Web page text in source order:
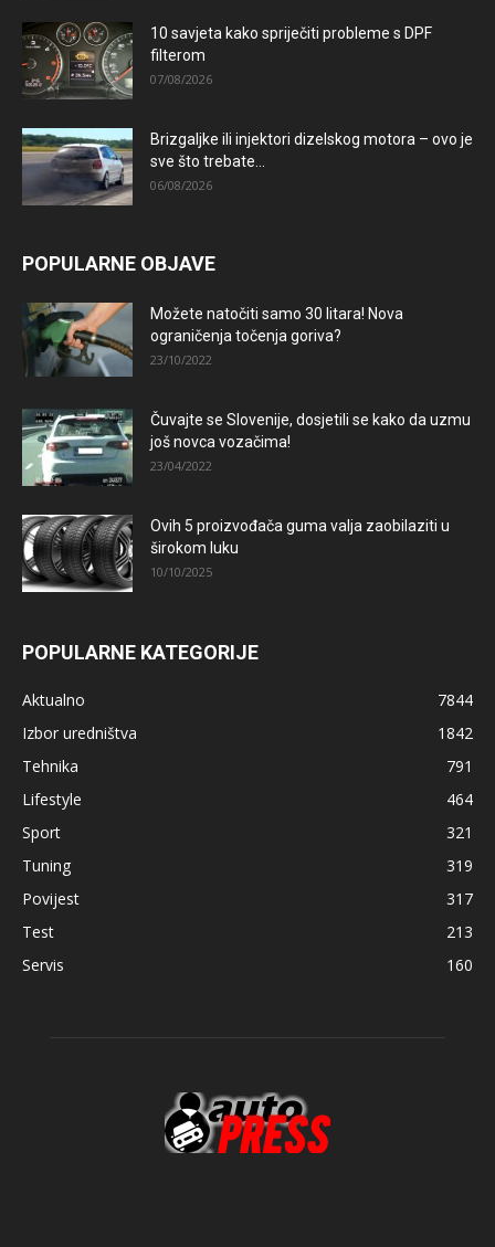
10 savjeta kako spriječiti probleme s DPF
filterom
07/08/2026
Brizgaljke ili injektori dizelskog motora – ovo je
sve što trebate...
06/08/2026
POPULARNE OBJAVE
Možete natočiti samo 30 litara! Nova
ograničenja točenja goriva?
23/10/2022
Čuvajte se Slovenije, dosjetili se kako da uzmu
još novca vozačima!
23/04/2022
Ovih 5 proizvođača guma valja zaobilaziti u
širokom luku
10/10/2025
POPULARNE KATEGORIJE
Aktualno
7844
Izbor uredništva
1842
Tehnika
791
Lifestyle
464
Sport
321
Tuning
319
Povijest
317
Test
213
Servis
160